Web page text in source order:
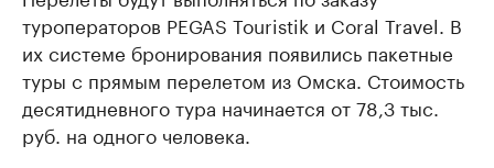
туроператоров PEGAS Touristik и Coral Travel. В
их системе бронирования появились пакетные
туры с прямым перелетом из Омска. Стоимость
десятидневного тура начинается от 78,3 тыс.
руб. на одного человека.